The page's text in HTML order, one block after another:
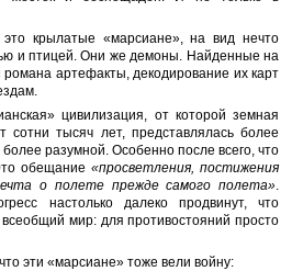
крылатые «марсиане», на вид нечто
и птицей. Они же демоны. Найденные на
артефакты, декодирование их карт
цивилизация, от которой земная
сотни тысяч лет, представлялась более
разумной. Особенно после всего, что
обещание«просветления, постижения
о полете прежде самого полета».
настолько далеко продвинут, что
всеобщий мир: для противостояний просто
эти «марсиане» тоже вели войну: